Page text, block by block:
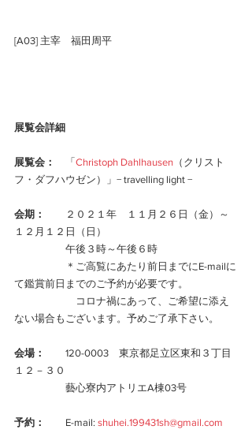
[A03] 主宰　福田周平
展覧会詳細
展覧会： 「 Christoph Dahlhausen （クリスト
フ・ダフハウゼン）」− travelling light −
会期：
２０２１年　１１月２６日（金）～
１２月１２日（日）
午後３時～午後６時
＊ご高覧にあたり前日までにE-mailに
て鑑賞前日までのご予約が必要です。
コロナ禍にあって、ご希望に添え
ない場合もございます。予めご了承下さい。
会場：
120-0003　東京都足立区東和３丁目
１２－３０
藝心寮内アトリエA棟03号
予約： E-mail: shuhei.199431sh@gmail.com